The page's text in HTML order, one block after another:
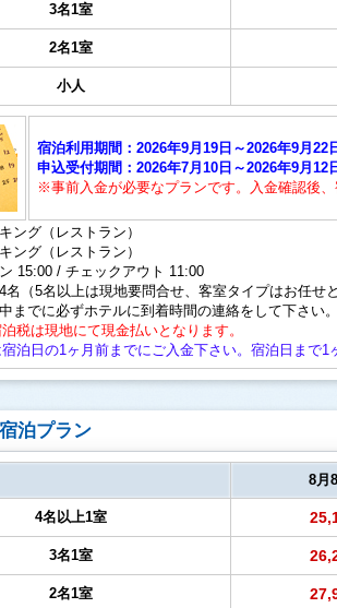
3名1室
2名1室
小人
宿泊利用期間：2026年9月19日～2026年9月22
申込受付期間：2026年7月10日～2026年9月12
※事前入金が必要なプランです。入金確認後
ング（レストラン）
ング（レストラン）
15:00 / チェックアウト 11:00
名（5名以上は現地要問合せ、客室タイプはお任せ
までに必ずホテルに到着時間の連絡をして下さい。
税は現地にて現金払いとなります。
泊日の1ヶ月前までにご入金下さい。宿泊日まで1
泊プラン
8月
4名以上1室
3名1室
2名1室